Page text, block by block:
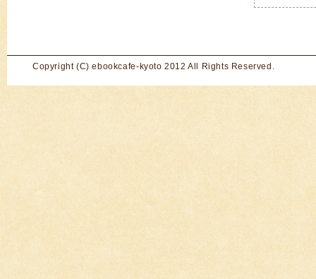
Copyright (C) ebookcafe-kyoto 2012 All Rights Reserved.